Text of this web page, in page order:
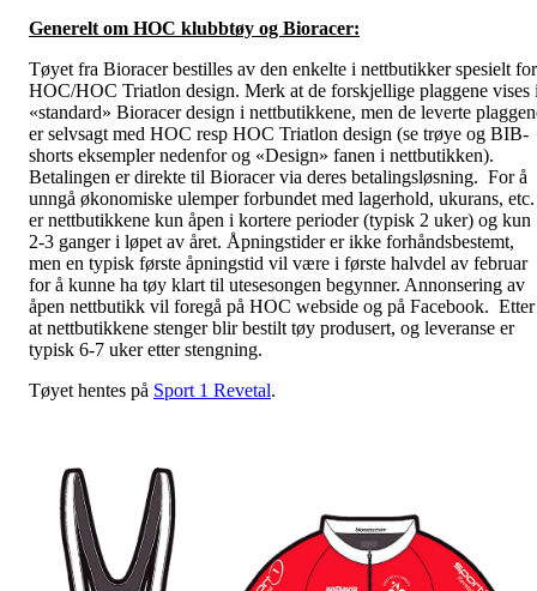
Generelt om HOC klubbtøy og Bioracer:
Tøyet fra Bioracer bestilles av den enkelte i nettbutikker spesielt for
HOC/HOC Triatlon design. Merk at de forskjellige plaggene vises
«standard» Bioracer design i nettbutikkene, men de leverte
er selvsagt med HOC resp HOC Triatlon design (se trøye og BIB-
shorts eksempler nedenfor og «Design» fanen i nettbutikken).
Betalingen er direkte til Bioracer via deres betalingsløsning. For å
unngå økonomiske ulemper forbundet med lagerhold, ukurans, etc.
er nettbutikkene kun åpen i kortere perioder (typisk 2 uker) og kun
2-3 ganger i løpet av året. Åpningstider er ikke forhåndsbestemt,
men en typisk første åpningstid vil være i første halvdel av februar
for å kunne ha tøy klart til utesesongen begynner. Annonsering av
åpen nettbutikk vil foregå på HOC webside og på Facebook. Etter
at nettbutikkene stenger blir bestilt tøy produsert, og leveranse er
typisk 6-7 uker etter stengning.
Tøyet hentes på Sport 1 Revetal.